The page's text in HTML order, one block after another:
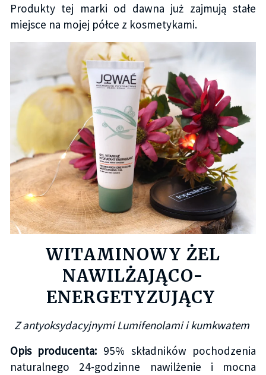
Produkty tej marki od dawna już zajmują stałe
miejsce na mojej półce z kosmetykami.
WITAMINOWY ŻEL
NAWILŻAJĄCO-
ENERGETYZUJĄCY
Z antyoksydacyjnymi Lumifenolami i kumkwatem
Opis producenta: 95% składników pochodzenia
naturalnego 24-godzinne nawilżenie i mocna